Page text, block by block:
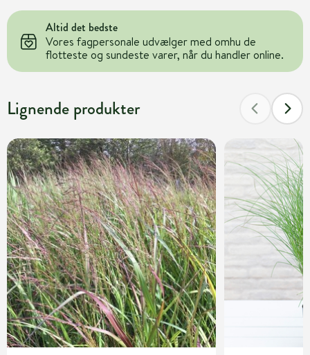
Altid det bedste
Vores fagpersonale udvælger med omhu de
flotteste og sundeste varer, når du handler online.
Lignende produkter